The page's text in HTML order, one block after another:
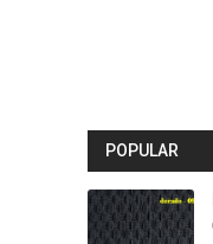
POPULAR